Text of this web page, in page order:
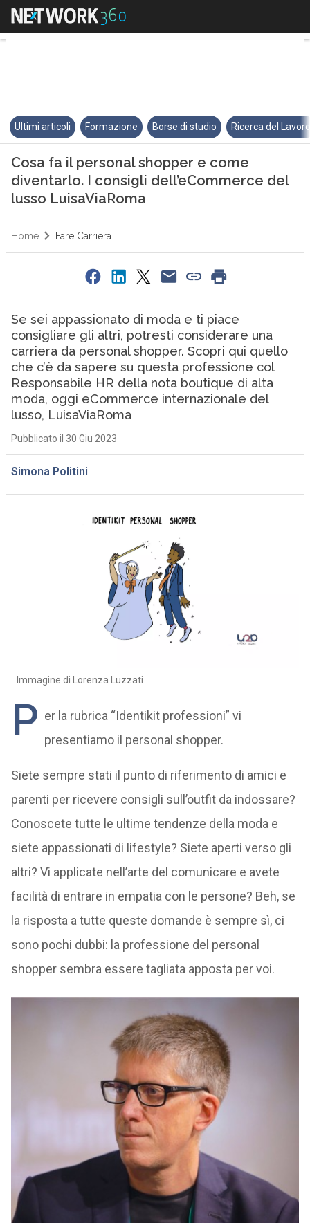
Cosa fa il personal shopper e
Ultimi articoli Formazione Borse di studio Ricerca del
Cosa fa il personal shopper e come
diventarlo. I consigli dell’eCommerce del
lusso LuisaViaRoma
Home Fare Carriera
Se sei appassionato di moda e ti piace
consigliare gli altri, potresti considerare una
carriera da personal shopper. Scopri qui quello
che c’è da sapere su questa professione col
Responsabile HR della nota boutique di alta
moda, oggi eCommerce internazionale del
lusso, LuisaViaRoma
Pubblicato il 30 Giu 2023
Simona Politini
Immagine di Lorenza Luzzati
P er la rubrica “Identikit professioni” vi
presentiamo il personal shopper.
Siete sempre stati il punto di riferimento di amici e
parenti per ricevere consigli sull’outfit da indossare?
Conoscete tutte le ultime tendenze della moda e
siete appassionati di lifestyle? Siete aperti verso gli
altri? Vi applicate nell’arte del comunicare e avete
facilità di entrare in empatia con le persone? Beh, se
la risposta a tutte queste domande è sempre sì, ci
sono pochi dubbi: la professione del personal
shopper sembra essere tagliata apposta per voi.